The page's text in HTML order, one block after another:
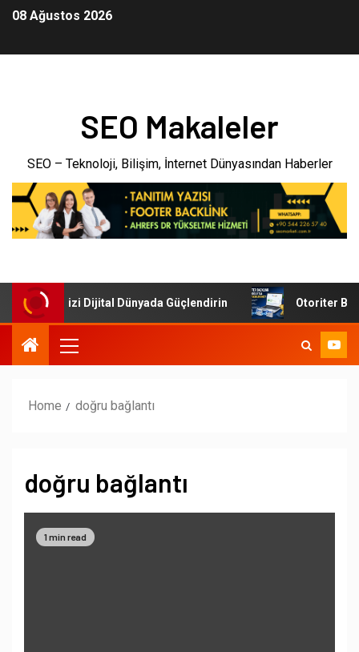
08 Ağustos 2026
SEO Makaleler
SEO – Teknoloji, Bilişim, İnternet Dünyasından Haberler
İşletmenizi Dijital Dünyada Güçlendirin Otoriter
Home doğru bağlantı
doğru bağlantı
1 min read